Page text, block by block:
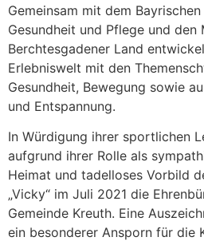
Gemeinsam mit dem
Gesundheit und Pflege und den
Berchtesgadener Land
Erlebniswelt mit den
Gesundheit, Bewegung sowie
und Entspannung.
In Würdigung ihrer sportlichen
aufgrund ihrer Rolle als
Heimat und tadelloses Vorbild
„Vicky“ im Juli 2021 die
Gemeinde Kreuth. Eine
ein besonderer Ansporn für die